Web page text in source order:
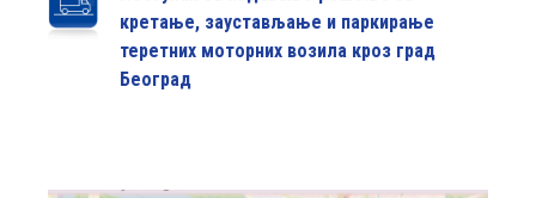
кретање, заустављање и паркирање
теретних моторних возила кроз град
Београд